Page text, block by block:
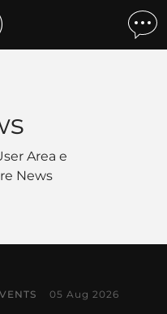
Area e
News
05 Aug 2026